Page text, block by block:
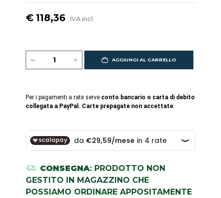
€ 118,36 IVA incl.
AGGIUNGI AL CARRELLO
Per i pagamenti a rate serve conto bancario o carta di debito
collegata a PayPal. Carte prepagate non accettate.
CONSEGNA: PRODOTTO NON
GESTITO IN MAGAZZINO CHE
POSSIAMO ORDINARE APPOSITAMENTE